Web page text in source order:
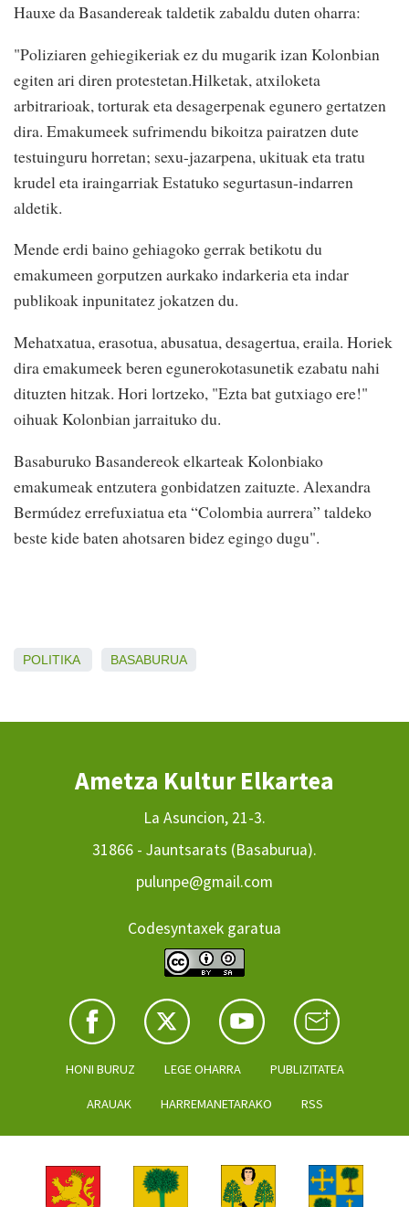
Hauxe da Basandereak taldetik zabaldu duten oharra:
"Poliziaren gehiegikeriak ez du mugarik izan Kolonbian
egiten ari diren protestetan.Hilketak, atxiloketa
arbitrarioak, torturak eta desagerpenak egunero gertatzen
dira. Emakumeek sufrimendu bikoitza pairatzen dute
testuinguru horretan; sexu-jazarpena, ukituak eta tratu
krudel eta iraingarriak Estatuko segurtasun-indarren
aldetik.
Mende erdi baino gehiagoko gerrak betikotu du
emakumeen gorputzen aurkako indarkeria eta indar
publikoak inpunitatez jokatzen du.
Mehatxatua, erasotua, abusatua, desagertua, eraila. Horiek
dira emakumeek beren egunerokotasunetik ezabatu nahi
dituzten hitzak. Hori lortzeko, "Ezta bat gutxiago ere!"
oihuak Kolonbian jarraituko du.
Basaburuko Basandereok elkarteak Kolonbiako
emakumeak entzutera gonbidatzen zaituzte. Alexandra
Bermúdez errefuxiatua eta “Colombia aurrera” taldeko
beste kide baten ahotsaren bidez egingo dugu".
POLITIKA BASABURUA
Ametza Kultur Elkartea
La Asuncion, 21-3.
31866 - Jauntsarats (Basaburua).
pulunpe@gmail.com
Codesyntaxek garatua
HONI BURUZ LEGE OHARRA PUBLIZITATEA
ARAUAK HARREMANETARAKO RSS